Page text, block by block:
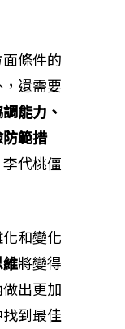
條件的
還需要
能力、
範措
代桃僵
和變化
將變得
出更加
到最佳